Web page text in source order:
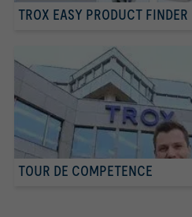
TROX EASY PRODUCT FINDER
TOUR DE COMPETENCE